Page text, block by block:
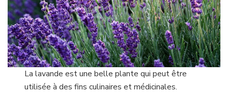
La lavande est une belle plante qui peut être
utilisée à des fins culinaires et médicinales.